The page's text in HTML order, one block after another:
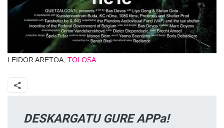
LEIDOR ARETOA, TOLOSA
DESKARGATU GURE APPa!